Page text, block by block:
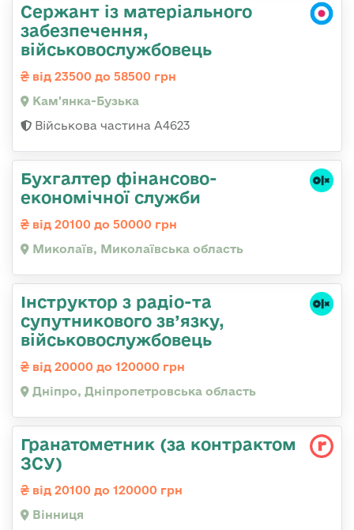
Сержант із матеріального
забезпечення,
військовослужбовець
від 23500 до 58500 грн
Кам'янка-Бузька
Військова частина А4623
Бухгалтер фінансово-
економічної служби
від 20100 до 50000 грн
Миколаїв, Миколаївська область
Інструктор з радіо-та
супутникового зв’язку,
військовослужбовець
від 20000 до 120000 грн
Дніпро, Дніпропетровська область
Гранатометник (за контрактом
ЗСУ)
від 20100 до 120000 грн
Вінниця